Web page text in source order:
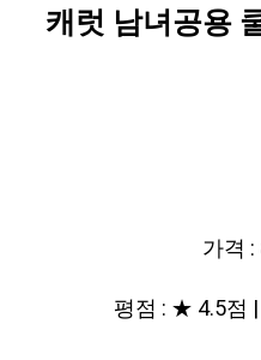
캐럿 남녀공용
가격 :
평점 : ★ 4.5점